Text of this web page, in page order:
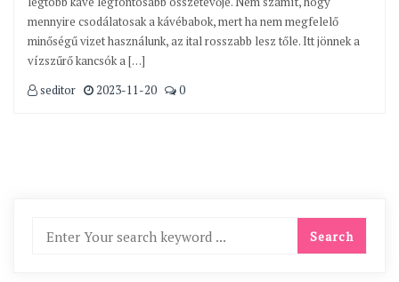
mennyire csodálatosak a kávébabok, mert ha nem megfelelő
minőségű vizet használunk, az ital rosszabb lesz tőle. Itt jönnek a
vízszűrő kancsók a […]
seditor
2023-11-20 0